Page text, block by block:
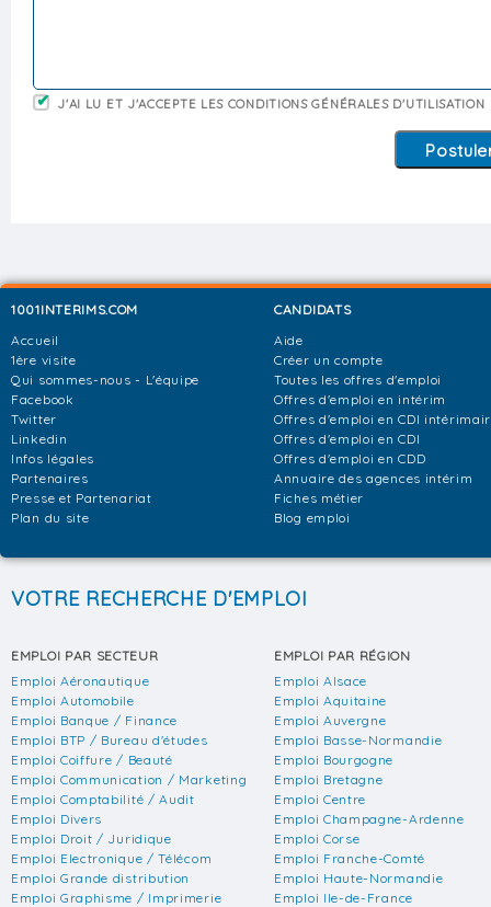
J'AI LU ET J'ACCEPTE LES CONDITIONS GÉNÉRALES D'UTILISATION
1001INTERIMS.COM
Accueil
1ère visite
Qui sommes-nous - L'équipe
Facebook
Twitter
Linkedin
Infos légales
Partenaires
Presse et Partenariat
Plan du site
CANDIDATS
Aide
Créer un compte
Toutes les offres d'emploi
Offres d'emploi en intérim
Offres d'emploi en CDI
Offres d'emploi en CDI
Offres d'emploi en CDD
Annuaire des agences intérim
Fiches métier
Blog emploi
VOTRE RECHERCHE D'EMPLOI
EMPLOI PAR SECTEUR
Emploi Aéronautique
Emploi Automobile
Emploi Banque / Finance
Emploi BTP / Bureau d'études
Emploi Coiffure / Beauté
Emploi Communication / Marketing
Emploi Comptabilité / Audit
Emploi Divers
Emploi Droit / Juridique
Emploi Electronique / Télécom
Emploi Grande distribution
Emploi Graphisme / Imprimerie
EMPLOI PAR RÉGION
Emploi Alsace
Emploi Aquitaine
Emploi Auvergne
Emploi Basse-Normandie
Emploi Bourgogne
Emploi Bretagne
Emploi Centre
Emploi Champagne-Ardenne
Emploi Corse
Emploi Franche-Comté
Emploi Haute-Normandie
Emploi Ile-de-France